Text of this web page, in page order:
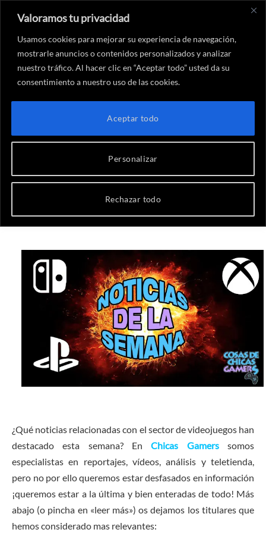
Valoramos tu privacidad
Usamos cookies para mejorar su experiencia de navegación,
mostrarle anuncios o contenidos personalizados y analizar
nuestro tráfico. Al hacer clic en “Aceptar todo” usted da su
consentimiento a nuestro uso de las cookies.
Personalizar
Rechazar todo
Aceptar todo
Inicio - Noticias videojuegos - NOTICIAS DE LA SEMANA (08/03/2019)
NOTICIAS DE LA SEMANA
(08/03/2019)
¿Qué noticias relacionadas con el sector de videojuegos han
destacado esta semana? EnChicas Gamerssomos
especialistas en reportajes, vídeos, análisis y teletienda,
pero no por ello queremos estar desfasados en información
¡queremos estar a la última y bien enteradas de todo! Más
abajo (o pincha en «leer más») os dejamos los titulares que
hemos considerado mas relevantes: